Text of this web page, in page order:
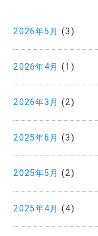
2026年5月 (3)
2026年4月 (1)
2026年3月 (2)
2025年6月 (3)
2025年5月 (2)
2025年4月 (4)